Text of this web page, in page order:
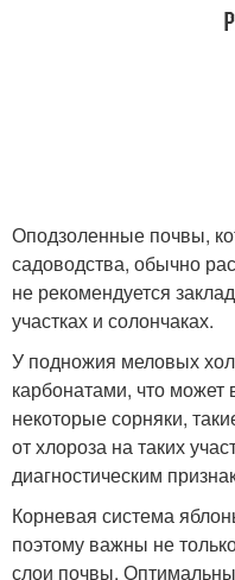
Оподзоленные почвы,
садоводства, обычно
не рекомендуется
участках и солончаках.
У подножия меловых
карбонатами, что может
некоторые сорняки,
от хлороза на таких
диагностическим
Корневая система
поэтому важны не
слои почвы.